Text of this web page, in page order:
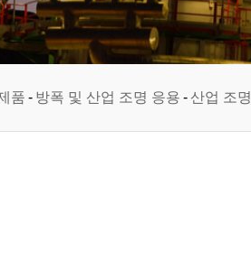
품 방폭 및 산업 조명 응용 산업 조명